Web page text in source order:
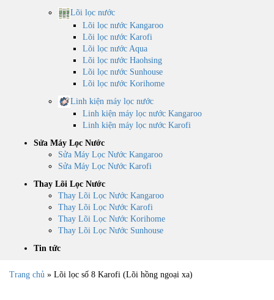
Lõi lọc nước
Lõi lọc nước Kangaroo
Lõi lọc nước Karofi
Lõi lọc nước Aqua
Lõi lọc nước Haohsing
Lõi lọc nước Sunhouse
Lõi lọc nước Korihome
Linh kiện máy lọc nước
Linh kiện máy lọc nước Kangaroo
Linh kiện máy lọc nước Karofi
Sửa Máy Lọc Nước
Sửa Máy Lọc Nước Kangaroo
Sửa Máy Lọc Nước Karofi
Thay Lõi Lọc Nước
Thay Lõi Lọc Nước Kangaroo
Thay Lõi Lọc Nước Karofi
Thay Lõi Lọc Nước Korihome
Thay Lõi Lọc Nước Sunhouse
Tin tức
Trang chủ » Lõi lọc số 8 Karofi (Lõi hồng ngoại xa)